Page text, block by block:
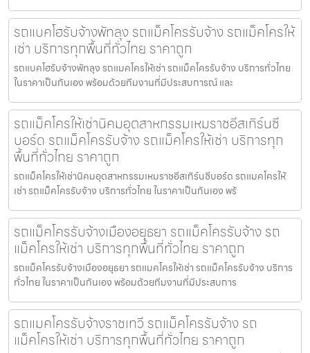
รถแบคโฮรับจ้างพัทลุง รถแม็คโครรับจ้าง รถแม็คโครให้
เช่า บริการทุกพื้นที่ทั่วไทย ราคาถูก
รถแบคโฮรับจ้างพัทลุง รถแมคโครให้เช่า รถแม็คโครรับจ้าง บริการทั่วไทย
ในราคาเป็นกันเอง พร้อมด้วยทีมงานที่มีประสบการณ์ และ
รถแม็คโครให้เช่านิคมอุตสาหกรรมเหมราชอีสเทิร์นซี
บอร์ด รถแม็คโครรับจ้าง รถแม็คโครให้เช่า บริการทุก
พื้นที่ทั่วไทย ราคาถูก
รถแม็คโครให้เช่านิคมอุตสาหกรรมเหมราชอีสเทิร์นซีบอร์ด รถแมคโครให้
เช่า รถแม็คโครรับจ้าง บริการทั่วไทย ในราคาเป็นกันเอง พร้
รถแม็คโครรับจ้างเมืองอยุธยา รถแม็คโครรับจ้าง รถ
แม็คโครให้เช่า บริการทุกพื้นที่ทั่วไทย ราคาถูก
รถแม็คโครรับจ้างเมืองอยุธยา รถแมคโครให้เช่า รถแม็คโครรับจ้าง บริการ
ทั่วไทย ในราคาเป็นกันเอง พร้อมด้วยทีมงานที่มีประสบการ
รถแมคโครรับจ้างราชเทวี รถแม็คโครรับจ้าง รถ
แม็คโครให้เช่า บริการทุกพื้นที่ทั่วไทย ราคาถูก